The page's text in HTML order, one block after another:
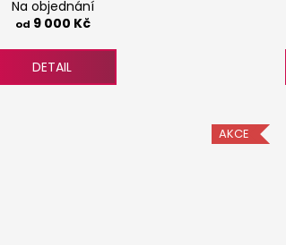
Na objednání
od 9 000 Kč
DETAIL
AKCE